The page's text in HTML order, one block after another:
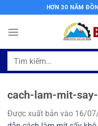
qua
nội
HƠN 30 NĂM
Tìm
cach-lam-mit-
Được xuất bản vào 16/